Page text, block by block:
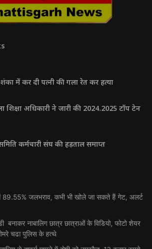
शंका में कर दी पत्नी की गला रेत कर हत्या
शिक्षा अधिकारी ने जारी की 2024.2025 टॉप टेन
कर्मचारी संघ की हड़ताल समाप्त
में 89.55% जलभराव, कभी भी खोले जा सकते हैं गेट, अलर्ट
बनाकर नाबालिग छात्र छात्राओं के विडियो, फोटो शेयर
चढा पुलिस के हत्थे